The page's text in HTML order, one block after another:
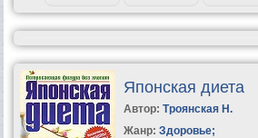
Японская диета
Автор: Троянская Н.
Жанр: Здоровье;